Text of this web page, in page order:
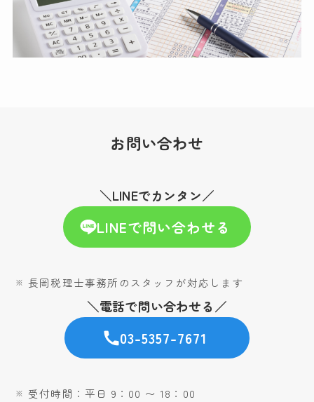
お問い合わせ
＼LINEでカンタン／
LINEで問い合わせる
長岡税理士事務所のスタッフが対応します
＼電話で問い合わせる／
03-5357-7671
受付時間：平日 9：00 〜 18：00